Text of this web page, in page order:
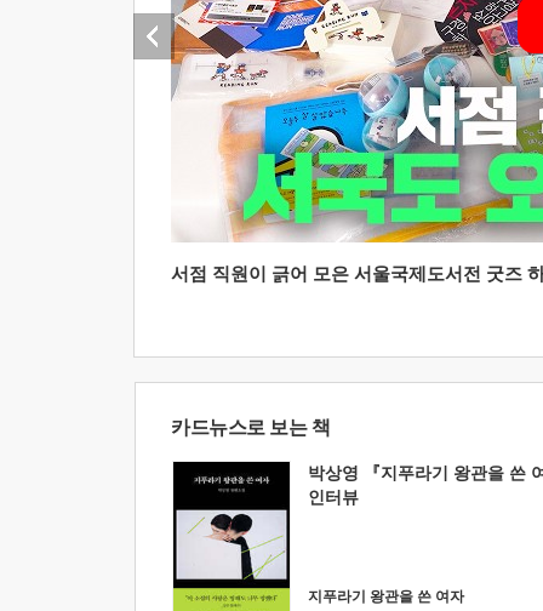
서점 직원이 긁어 모은 서울국제도서전 굿즈
카드뉴스로 보는 책
박상영 『지푸라기 왕관을 쓴
인터뷰
지푸라기 왕관을 쓴 여자